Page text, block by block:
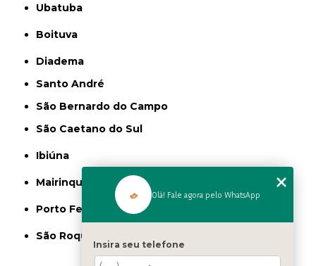
Ubatuba
Boituva
Diadema
Santo André
São Bernardo do Campo
São Caetano do Sul
Ibiúna
Mairinque
Porto Feliz
São Roque
Olá! Fale agora pelo WhatsApp
Insira seu telefone